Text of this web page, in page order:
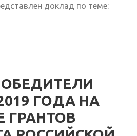
доклад по теме:
ГОДА НА
ГРАНТОВ